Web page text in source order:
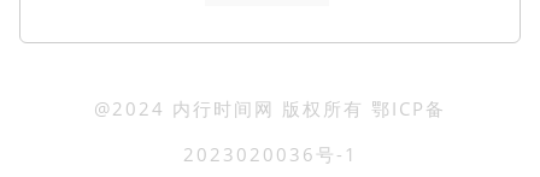
@2024 内行时间网 版权所有 鄂ICP备
2023020036号-1